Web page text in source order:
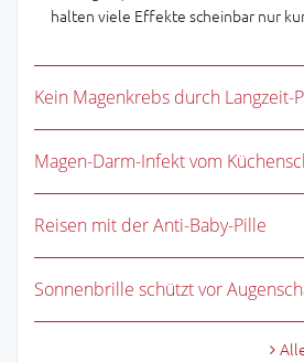
halten viele Effekte scheinbar nur
Kein Magenkrebs durch Langzeit-
Magen-Darm-Infekt vom
Reisen mit der Anti-Baby-Pille
Sonnenbrille schützt vor